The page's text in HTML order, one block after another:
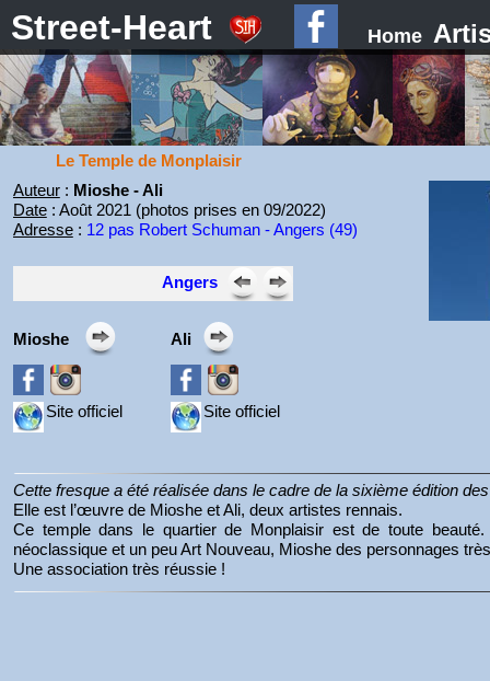
Street-Heart Home
Le Temple de Monplaisir
Auteur: Mioshe - Ali
Date: Août 2021 (photos prises en 09/2022)
Adresse: 12 pas Robert Schuman - Angers (49)
Angers
Mioshe
Site officiel
Ali
Site officiel
Cette fresque a été réalisée dans le cadre de la sixième édition
Elle est l’œuvre de Mioshe et Ali, deux artistes rennais.
Ce temple dans le quartier de Monplaisir est de toute
néoclassique et un peu Art Nouveau, Mioshe des personnages
Une association très réussie !